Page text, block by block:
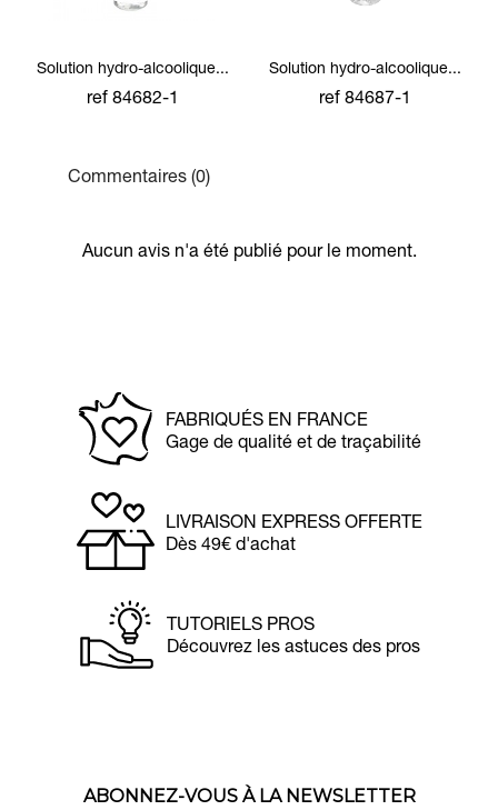
Solution hydro-alcoolique...
ref 84682-1
Solution hydro-alcoolique...
ref 84687-1
Commentaires (0)
Aucun avis n'a été publié pour le moment.
FABRIQUÉS EN FRANCE
Gage de qualité et de traçabilité
LIVRAISON EXPRESS OFFERTE
Dès 49€ d'achat
TUTORIELS PROS
Découvrez les astuces des pros
ABONNEZ-VOUS À LA NEWSLETTER